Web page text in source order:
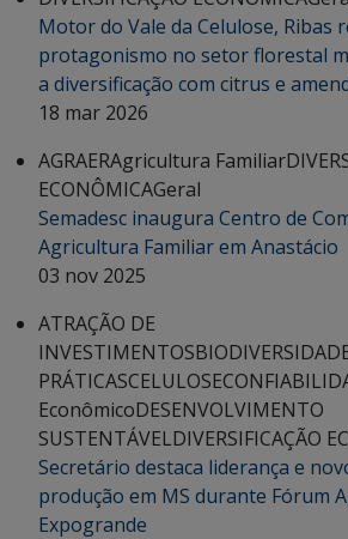
Motor do Vale da Celulose, Ribas
protagonismo no setor florestal
a diversificação com citrus e
18 mar 2026
AGRAERAgricultura Familiar
ECONÔMICAGeral
Semadesc inaugura Centro de
Agricultura Familiar em Anastácio
03 nov 2025
ATRAÇÃO DE
INVESTIMENTOS
PRÁTICASCELULOSE
EconômicoDESENVOLVIMENTO
SUSTENTÁVELDIVERSIFICAÇÃO
Secretário destaca liderança e
produção em MS durante Fórum
Expogrande